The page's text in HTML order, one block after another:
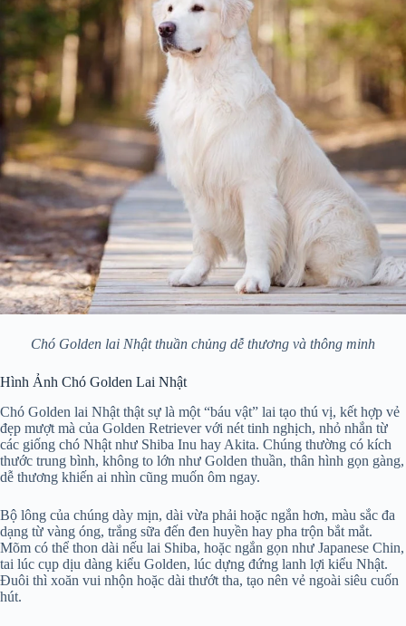
Chó Golden lai Nhật thuần chủng dễ thương và thông minh
Hình Ảnh Chó Golden Lai Nhật
Chó Golden lai Nhật thật sự là một “báu vật” lai tạo thú vị, kết hợp vẻ
đẹp mượt mà của Golden Retriever với nét tinh nghịch, nhỏ nhắn từ
các giống chó Nhật như Shiba Inu hay Akita. Chúng thường có kích
thước trung bình, không to lớn như Golden thuần, thân hình gọn gàng,
dễ thương khiến ai nhìn cũng muốn ôm ngay.
Bộ lông của chúng dày mịn, dài vừa phải hoặc ngắn hơn, màu sắc đa
dạng từ vàng óng, trắng sữa đến đen huyền hay pha trộn bắt mắt.
Mõm có thể thon dài nếu lai Shiba, hoặc ngắn gọn như Japanese Chin,
tai lúc cụp dịu dàng kiểu Golden, lúc dựng đứng lanh lợi kiểu Nhật.
Đuôi thì xoăn vui nhộn hoặc dài thướt tha, tạo nên vẻ ngoài siêu cuốn
hút.